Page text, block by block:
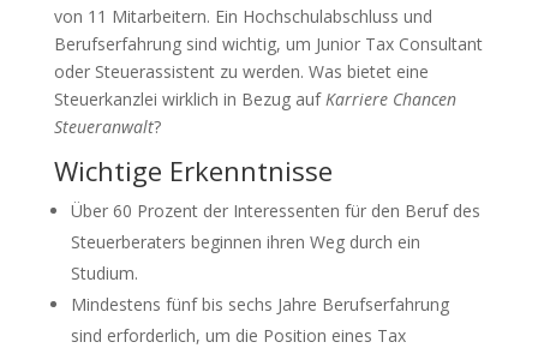
von 11 Mitarbeitern. Ein Hochschulabschluss und
Berufserfahrung sind wichtig, um Junior Tax Consultant
oder Steuerassistent zu werden. Was bietet eine
Steuerkanzlei wirklich in Bezug aufKarriere Chancen
Steueranwalt?
Wichtige Erkenntnisse
Über 60 Prozent der Interessenten für den Beruf des
Steuerberaters beginnen ihren Weg durch ein
Studium.
Mindestens fünf bis sechs Jahre Berufserfahrung
sind erforderlich, um die Position eines Tax